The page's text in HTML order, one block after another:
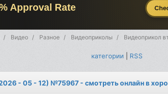
Видео Разное Видеоприколы Видеоприкол
категории RSS
- 05 - 12) №75967 - смотреть онлайн в